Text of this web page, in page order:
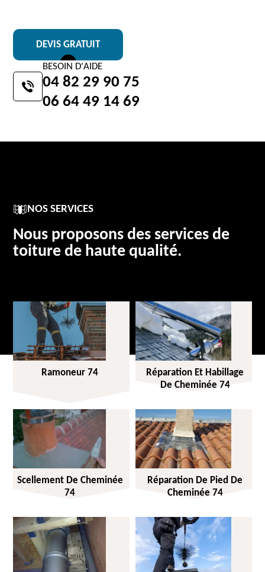
DEVIS GRATUIT
BESOIN D'AIDE
04 82 29 90 75
06 64 49 14 69
NOS SERVICES
Nous proposons des services de
toiture de haute qualité.
Ramoneur 74
Réparation Et Habillage
De Cheminée 74
Scellement De Cheminée
74
Réparation De Pied De
Cheminée 74